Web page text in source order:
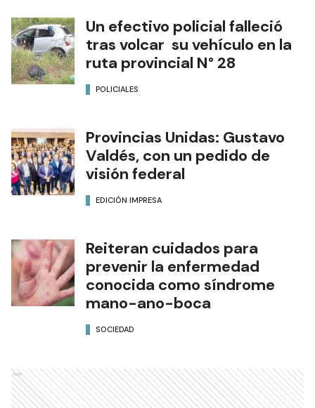
Un efectivo policial falleció
tras volcar su vehículo en la
ruta provincial N° 28
POLICIALES
Provincias Unidas: Gustavo
Valdés, con un pedido de
visión federal
EDICIÓN IMPRESA
Reiteran cuidados para
prevenir la enfermedad
conocida como síndrome
mano-ano-boca
SOCIEDAD
Ads